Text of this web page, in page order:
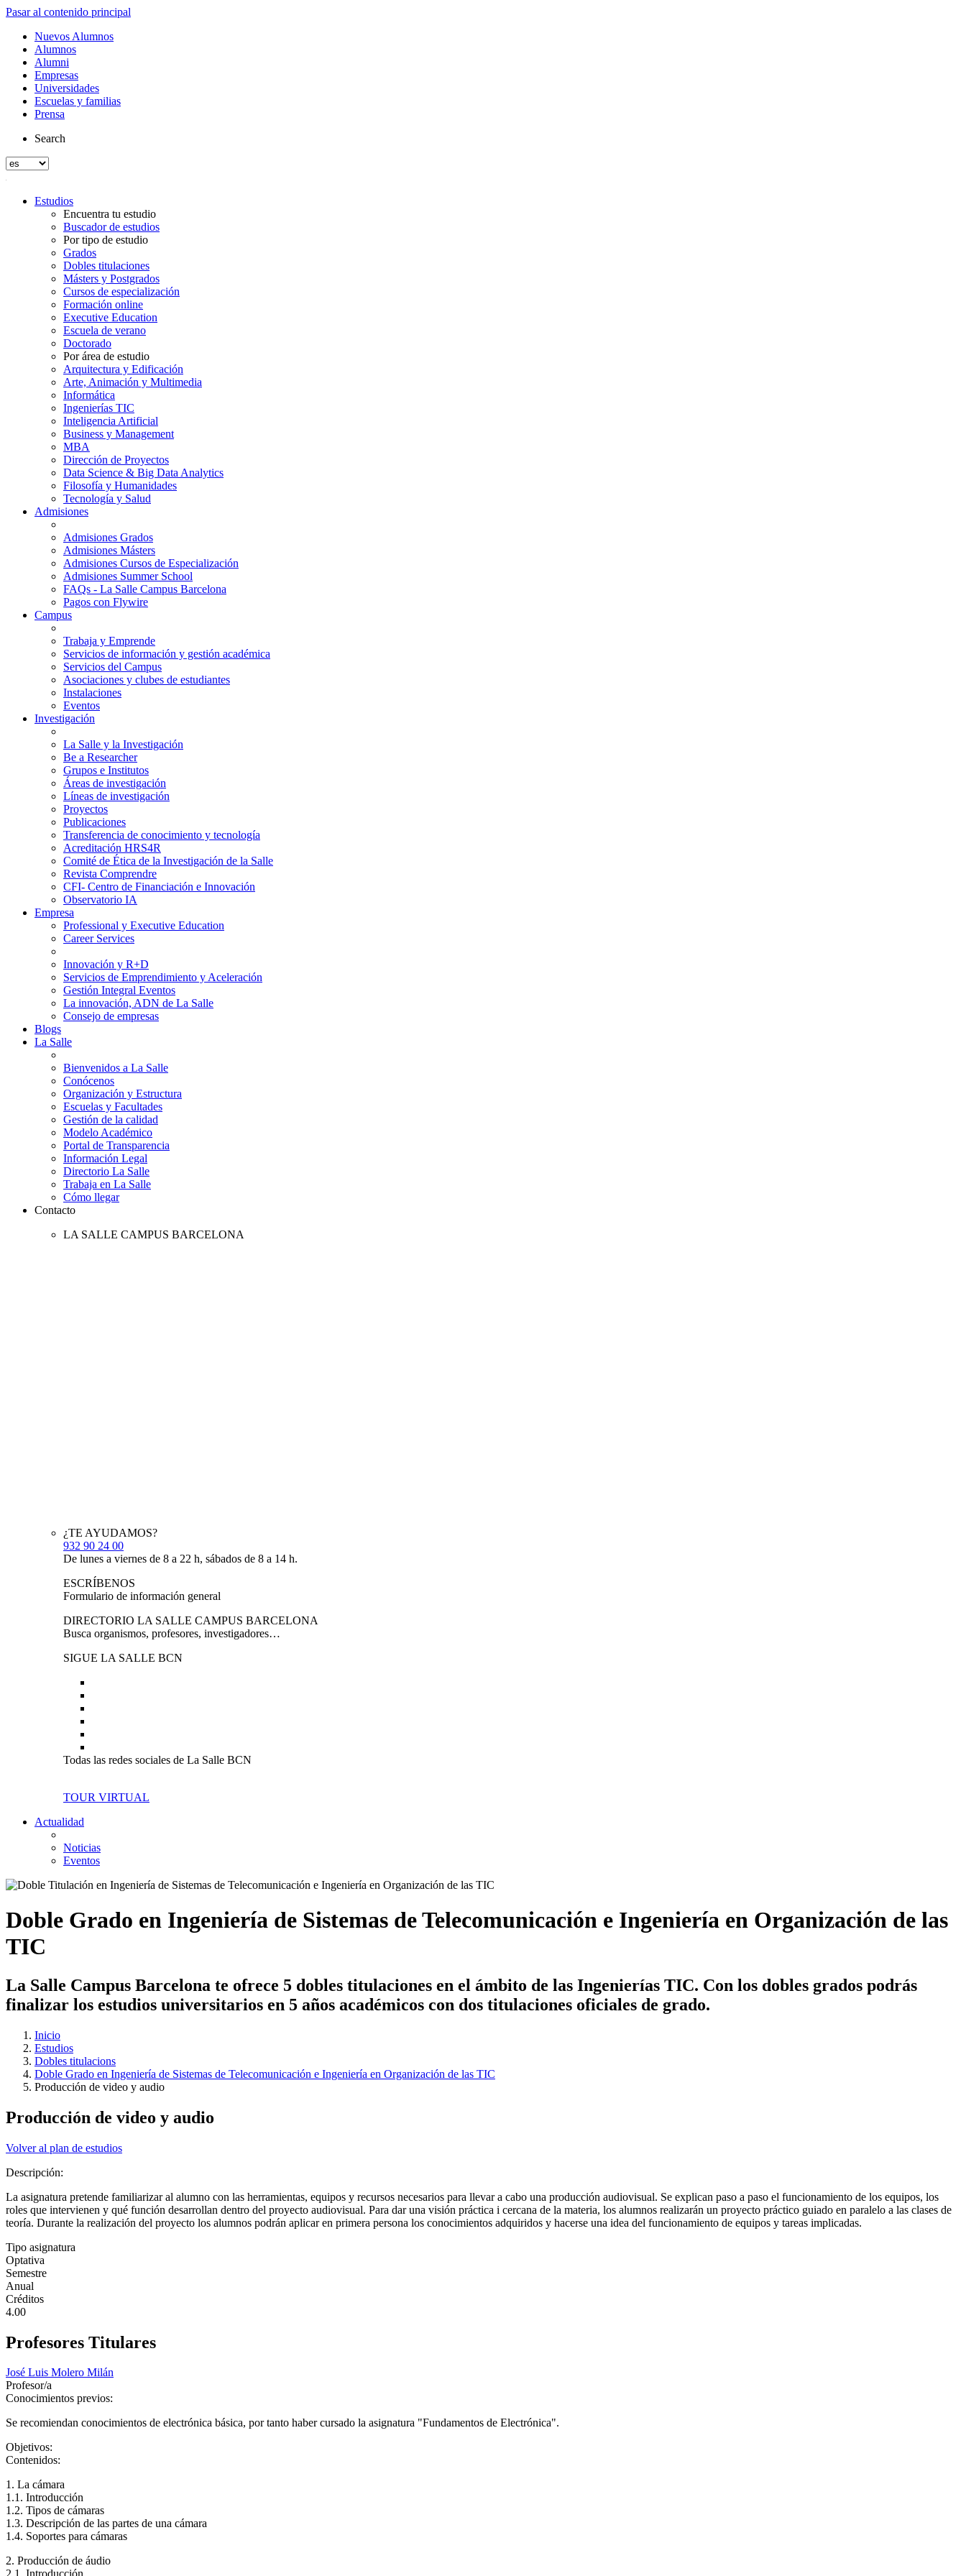
Pasar al contenido principal
Nuevos Alumnos
Alumnos
Alumni
Empresas
Universidades
Escuelas y familias
Prensa
Search
Estudios
Encuentra tu estudio
Buscador de estudios
Por tipo de estudio
Grados
Dobles titulaciones
Másters y Postgrados
Cursos de especialización
Formación online
Executive Education
Escuela de verano
Doctorado
Por área de estudio
Arquitectura y Edificación
Arte, Animación y Multimedia
Informática
Ingenierías TIC
Inteligencia Artificial
Business y Management
MBA
Dirección de Proyectos
Data Science & Big Data Analytics
Filosofía y Humanidades
Tecnología y Salud
Admisiones
Admisiones Grados
Admisiones Másters
Admisiones Cursos de Especialización
Admisiones Summer School
FAQs - La Salle Campus Barcelona
Pagos con Flywire
Campus
Trabaja y Emprende
Servicios de información y gestión académica
Servicios del Campus
Asociaciones y clubes de estudiantes
Instalaciones
Eventos
Investigación
La Salle y la Investigación
Be a Researcher
Grupos e Institutos
Áreas de investigación
Líneas de investigación
Proyectos
Publicaciones
Transferencia de conocimiento y tecnología
Acreditación HRS4R
Comité de Ética de la Investigación de la Salle
Revista Comprendre
CFI- Centro de Financiación e Innovación
Observatorio IA
Empresa
Professional y Executive Education
Career Services
Innovación y R+D
Servicios de Emprendimiento y Aceleración
Gestión Integral Eventos
La innovación, ADN de La Salle
Consejo de empresas
Blogs
La Salle
Bienvenidos a La Salle
Conócenos
Organización y Estructura
Escuelas y Facultades
Gestión de la calidad
Modelo Académico
Portal de Transparencia
Información Legal
Directorio La Salle
Trabaja en La Salle
Cómo llegar
Contacto
LA SALLE CAMPUS BARCELONA
¿TE AYUDAMOS?
932 90 24 00
De lunes a viernes de 8 a 22 h, sábados de 8 a 14 h.
ESCRÍBENOS
Formulario de información general
DIRECTORIO LA SALLE CAMPUS BARCELONA
Busca organismos, profesores, investigadores…
SIGUE LA SALLE BCN
Todas las redes sociales de La Salle BCN
TOUR VIRTUAL
Actualidad
Noticias
Eventos
Doble Grado en Ingeniería de Sistemas de Telecomunicación e Ingeniería en Organización de las
TIC
La Salle Campus Barcelona te ofrece 5 dobles titulaciones en el ámbito de las Ingenierías TIC. Con los dobles grados podrás
finalizar los estudios universitarios en 5 años académicos con dos titulaciones oficiales de grado.
Inicio
Estudios
Dobles titulacions
Doble Grado en Ingeniería de Sistemas de Telecomunicación e Ingeniería en Organización de las TIC
Producción de video y audio
Producción de video y audio
Volver al plan de estudios
Descripción:
La asignatura pretende familiarizar al alumno con las herramientas, equipos y recursos necesarios para llevar a cabo una producción audiovisual. Se explican paso a paso el funcionamiento de los equipos, los
roles que intervienen y qué función desarrollan dentro del proyecto audiovisual. Para dar una visión práctica i cercana de la materia, los alumnos realizarán un proyecto práctico guiado en paralelo a las clases de
teoría. Durante la realización del proyecto los alumnos podrán aplicar en primera persona los conocimientos adquiridos y hacerse una idea del funcionamiento de equipos y tareas implicadas.
Tipo asignatura
Optativa
Semestre
Anual
Créditos
4.00
Profesores Titulares
José Luis Molero Milán
Profesor/a
Conocimientos previos:
Se recomiendan conocimientos de electrónica básica, por tanto haber cursado la asignatura "Fundamentos de Electrónica".
Objetivos:
Contenidos:
1. La cámara
1.1. Introducción
1.2. Tipos de cámaras
1.3. Descripción de las partes de una cámara
1.4. Soportes para cámaras
2. Producción de áudio